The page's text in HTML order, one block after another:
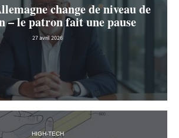
change de niveau de
– le patron fait une pause
27 avril 2026
HIGH-TECH